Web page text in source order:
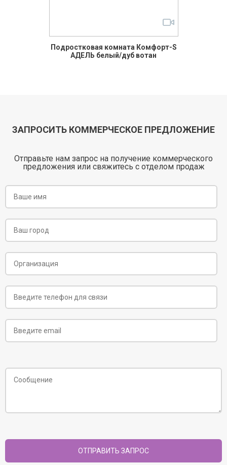
Подростковая комната Комфорт-S
АДЕЛЬ белый/дуб вотан
ЗАПРОСИТЬ КОММЕРЧЕСКОЕ ПРЕДЛОЖЕНИЕ
Отправьте нам запрос на получение коммерческого
предложения или свяжитесь с отделом продаж